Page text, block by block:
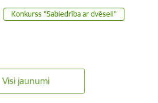
Konkurss "Sabiedrība ar dvēseli"
Visi jaunumi